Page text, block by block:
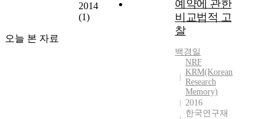
2014
(1)
오늘 본 자료
예약에 관한
비교법적 고
찰
백경일
NRF
KRM(Korean
Research
Memory)
2016
한국연구재